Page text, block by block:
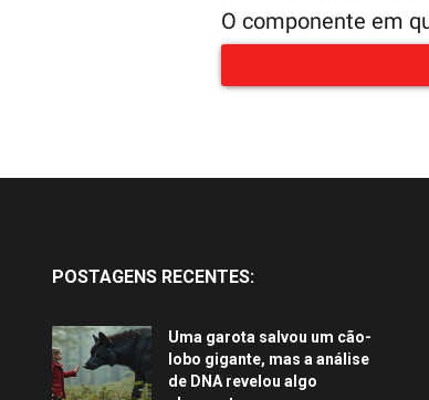
O componente em
POSTAGENS RECENTES:
Uma garota salvou um cão-
lobo gigante, mas a análise
de DNA revelou algo